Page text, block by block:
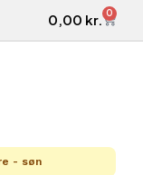
0,00 kr. 0
- søn